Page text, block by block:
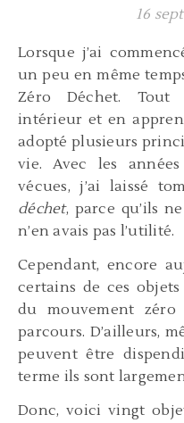
16
Lorsque j’ai commencé le blogue en 2015, c’était
un peu en même
Zéro Déchet. Tout
intérieur et en
adopté plusieurs
vie. Avec les
vécues, j’ai laissé
déchet, parce qu’ils
n’en avais pas l’utilité.
Cependant, encore
certains de ces
du mouvement
parcours. D’ailleurs,
peuvent être
terme ils sont
Donc, voici vingt